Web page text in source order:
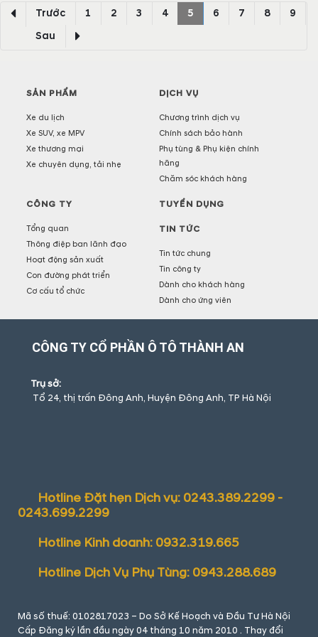
Trước 1 2 3 4 5 6 7 8
9
Sau
SẢN PHẨM
Xe du lịch
Xe SUV, xe MPV
Xe thương mại
Xe chuyên dụng, tải nhẹ
DỊCH VỤ
Chương trình dịch vụ
Chính sách bảo hành
Phụ tùng & Phụ kiện chính
hãng
Chăm sóc khách hàng
CÔNG TY
Tổng quan
Thông điệp ban lãnh đạo
Hoạt động sản xuất
Con đường phát triển
Cơ cấu tổ chức
TUYỂN DỤNG
TIN TỨC
Tin tức chung
Tin công ty
Dành cho khách hàng
Dành cho ứng viên
CÔNG TY CỔ PHẦN Ô TÔ THÀNH AN
Trụ sở:
Tổ 24, thị trấn Đông Anh, Huyện Đông Anh, TP Hà Nội
Hotline Đặt hẹn Dịch vụ: 0243.389.2299 -
0243.699.2299
Hotline Kinh doanh: 0932.319.665
Hotline Dịch Vụ Phụ Tùng: 0943.288.689
Mã số thuế: 0102817023 – Do Sở Kế Hoạch và Đầu Tư Hà Nội
Cấp Đăng ký lần đầu ngày 04 tháng 10 năm 2010 . Thay đổi